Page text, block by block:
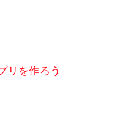
リを作ろう